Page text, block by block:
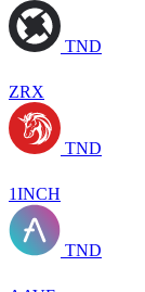
TND
ZRX
TND
1INCH
TND